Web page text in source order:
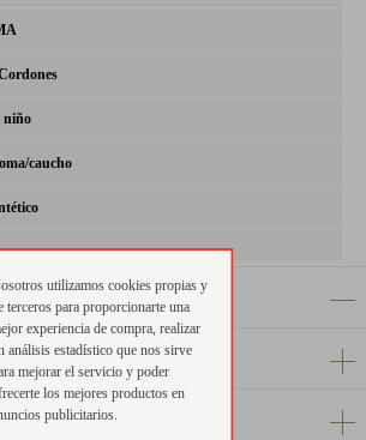
niño
caucho
utilizamos cookies propias y
terceros para proporcionarte una
experiencia de compra, realizar
análisis estadístico que nos sirve
mejorar el servicio y poder
los mejores productos en
publicitarios.